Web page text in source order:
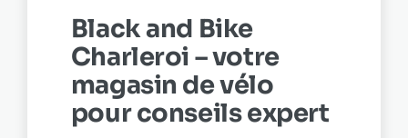
Black and Bike
Charleroi – votre
magasin de vélo
pour conseils expert